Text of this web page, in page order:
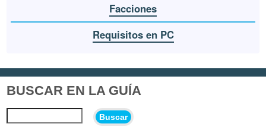
Facciones
Requisitos en PC
BUSCAR EN LA GUÍA
Buscar